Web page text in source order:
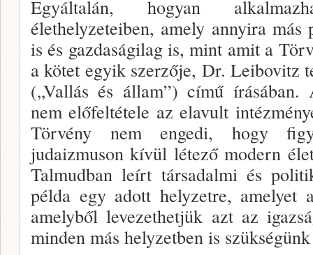
Egyáltalán, hogyan
élethelyzeteiben, amely annyira
is és gazdaságilag is, mint amit a
a kötet egyik szerzője, Dr. Leibovitz
(„Vallás és állam”) című írásában.
nem előfeltétele az ela­vult
Törvény nem engedi, hogy
judaizmuson kívül létező modern
Talmudban leírt társadal­mi és
példa egy adott helyzetre, amelyet
amelyből le­vezethetjük azt az
minden más helyzetben is